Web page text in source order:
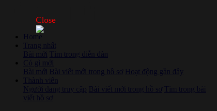
Home
Trang nhất
Bài mới
Tìm trong diễn đàn
Có gì mới
Bài mới Bài viết mới trong hồ sơ Hoạt động gần đây
Thành viên
Người đang truy cập Bài viết mới trong hồ sơ Tìm trong bài
viết hồ sơ
Close